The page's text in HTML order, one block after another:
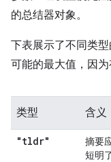
的总结器对象。
下表展示了不同类
可能的最大值，因为
类型 含义
"tldr"
摘要
短明